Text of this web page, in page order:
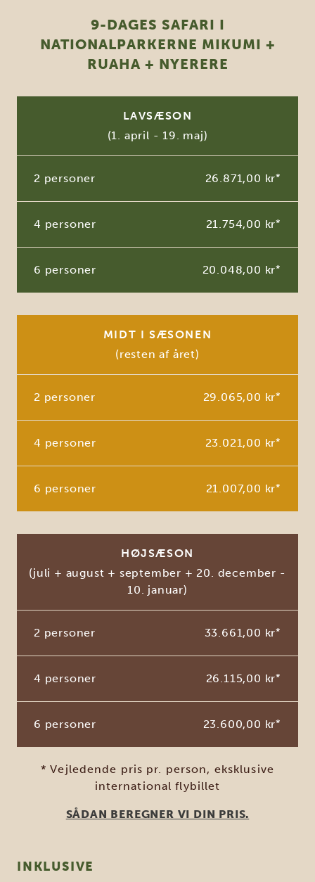
9-DAGES SAFARI I
NATIONALPARKERNE MIKUMI +
RUAHA + NYERERE
LAVSÆSON
(1. april - 19. maj)
2 personer 26.871,00 kr*
4 personer 21.754,00 kr*
6 personer 20.048,00 kr*
MIDT I SÆSONEN
(resten af året)
2 personer 29.065,00 kr*
4 personer 23.021,00 kr*
6 personer 21.007,00 kr*
HØJSÆSON
(juli + august + september + 20. december -
10. januar)
2 personer 33.661,00 kr*
4 personer 26.115,00 kr*
6 personer 23.600,00 kr*
* Vejledende pris pr. person, eksklusive
international flybillet
SÅDAN BEREGNER VI DIN PRIS.
INKLUSIVE